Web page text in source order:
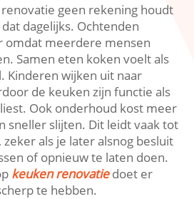
geen rekening houdt
dagelijks.​ Ochtenden
omdat meerdere mensen
Samen eten koken voelt als
Kinderen wijken uit naar
de keuken zijn functie als
Ook onderhoud kost meer
sneller slijten.​ Dit leidt vaak tot
als je later alsnog besluit
of opnieuw te laten doen.​
keuken renovatiedoet er
te hebben.​